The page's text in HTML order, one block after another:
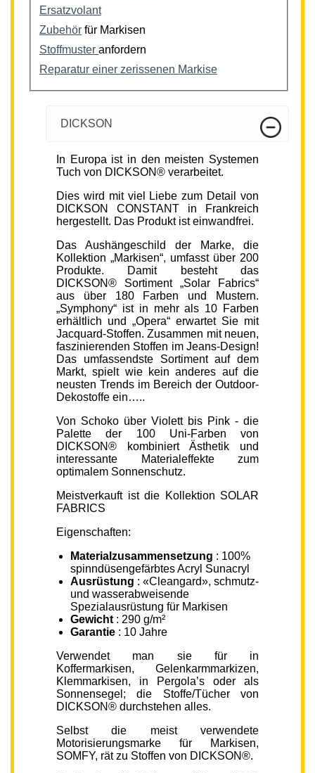
Ersatzvolant
Zubehör für Markisen
Stoffmuster anfordern
Reparatur einer zerissenen Markise
DICKSON
In Europa ist in den meisten Systemen
Tuch von DICKSON® verarbeitet.
Dies wird mit viel Liebe zum Detail von
DICKSON CONSTANT in Frankreich
hergestellt. Das Produkt ist einwandfrei.
Das Aushängeschild der Marke, die
Kollektion „Markisen“, umfasst über 200
Produkte. Damit besteht das
DICKSON® Sortiment „Solar Fabrics“
aus über 180 Farben und Mustern.
„Symphony“ ist in mehr als 10 Farben
erhältlich und „Opera“ erwartet Sie mit
Jacquard-Stoffen. Zusammen mit neuen,
faszinierenden Stoffen im Jeans-Design!
Das umfassendste Sortiment auf dem
Markt, spielt wie kein anderes auf die
neusten Trends im Bereich der Outdoor-
Dekostoffe ein…..
Von Schoko über Violett bis Pink - die
Palette der 100 Uni-Farben von
DICKSON® kombiniert Ästhetik und
interessante Materialeffekte zum
optimalem Sonnenschutz.
Meistverkauft ist die Kollektion SOLAR
FABRICS
Eigenschaften:
Materialzusammensetzung : 100%
spinndüsengefärbtes Acryl Sunacryl
Ausrüstung : «Cleangard», schmutz-
und wasserabweisende
Spezialausrüstung für Markisen
Gewicht : 290 g/m²
Garantie : 10 Jahre
Verwendet man sie für in
Koffermarkisen, Gelenkarmmarkizen,
Klemmarkisen, in Pergola’s oder als
Sonnensegel; die Stoffe/Tücher von
DICKSON® durchstehen alles.
Selbst die meist verwendete
Motorisierungsmarke für Markisen,
SOMFY, rät zu Stoffen von DICKSON®.